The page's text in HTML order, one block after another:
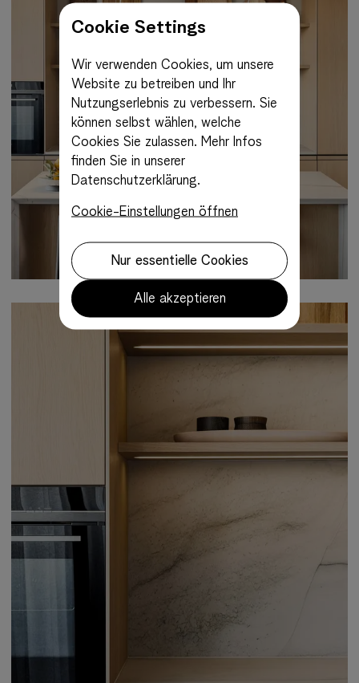
Cookie Settings
Wir verwenden Cookies, um unsere
Website zu betreiben und Ihr
Nutzungserlebnis zu verbessern. Sie
können selbst wählen, welche
Cookies Sie zulassen. Mehr Infos
finden Sie in unserer
Datenschutzerklärung.
Cookie-Einstellungen öffnen
Nur essentielle Cookies
Alle akzeptieren